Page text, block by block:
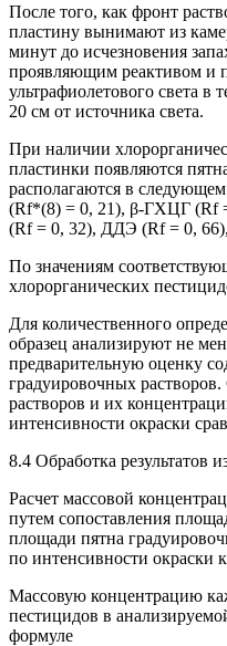
После того, как фронт
пластину вынимают из
минут до исчезновения
проявляющим реактивом и
ультрафиолетового света в
20 см от источника света.
При наличии
пластинки появляются
располагаются в
(Rf*(8) = 0, 21), β-ГХЦГ (Rf
(Rf = 0, 32), ДДЭ (Rf = 0,
По значениям
хлорорганических
Для количественного
образец анализируют не
предварительную оценку
градуировочных
растворов и их
интенсивности окраски
8.4 Обработка результатов
Расчет массовой
путем сопоставления
площади пятна
по интенсивности окраски
Массовую концентрацию
пестицидов в
формуле